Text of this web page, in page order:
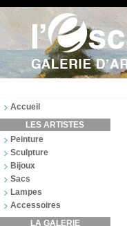
Accueil
LES ARTISTES
Peinture
Sculpture
Bijoux
Sacs
Lampes
Accessoires
LA GALERIE